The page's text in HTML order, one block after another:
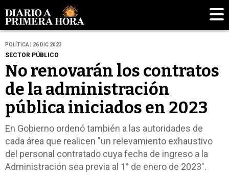
POLÍTICA | 26 DIC 2023
SECTOR PÚBLICO
No renovarán los contratos
de la administración
pública iniciados en 2023
En Gobierno ordenó también a las autoridades de
cada área que realicen "un relevamiento exhaustivo
del personal contratado cuya fecha de ingreso a la
Administración sea previa al 1° de enero de 2023".